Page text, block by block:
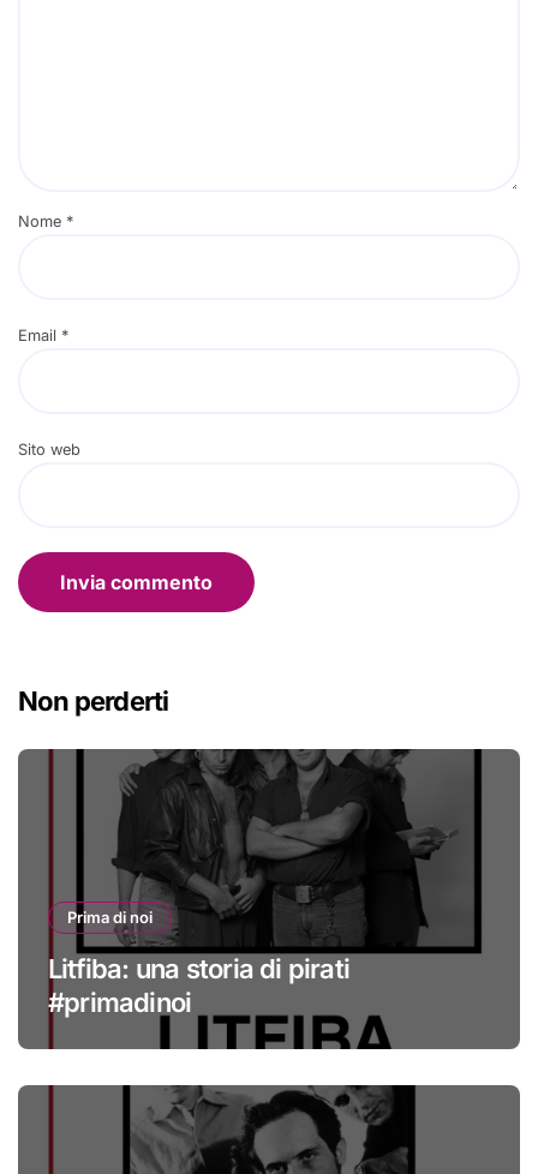
Nome *
Email *
Sito web
Non perderti
Prima di noi
Litfiba: una storia di pirati
#primadinoi